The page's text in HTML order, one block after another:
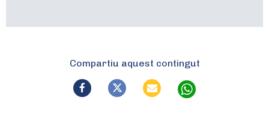
Compartiu aquest contingut